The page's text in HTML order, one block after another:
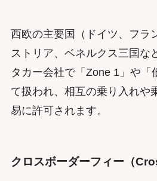
西欧の主要国（ドイツ、フラ
ストリア、ベネルクス三国な
タカー会社で「Zone 1」や「
て扱われ、相互の乗り入れや
易に許可されます。
クロスボーダーフィー（